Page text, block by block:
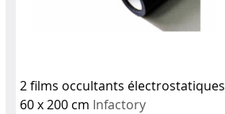
2 films occultants électrostatiques
60 x 200 cm Infactory